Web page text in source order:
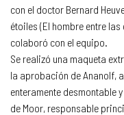
con el doctor Bernard
étoiles (El hombre entre
colaboró con el equipo.
Se realizó una maqueta
la aprobación de Ananolf,
enteramente desmontable
de Moor, responsable